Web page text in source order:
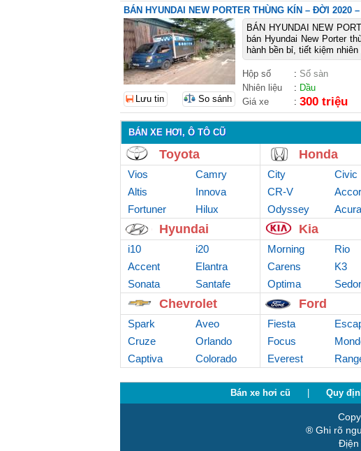
BÁN HYUNDAI NEW PORTER THÙNG KÍN – ĐỜI 2020
BÁN HYUNDAI NEW
bán Hyundai New Porter
hành bền bỉ, tiết kiệm
Hộp số : Số sàn
Nhiên liệu
: Dầu
Giá xe
: 300 triệu
Lưu tin So sánh
BÁN XE HƠI, Ô TÔ CŨ
Toyota
Vios
Camry
Altis
Innova
Fortuner
Hilux
Honda
City
Civic
CR-V
Odyssey
Acura
Hyundai
i10
i20
Accent
Elantra
Sonata
Santafe
Kia
Morning
Rio
Carens
K3
Optima
Chevrolet
Spark
Aveo
Cruze
Orlando
Captiva
Colorado
Ford
Fiesta
Focus
Everest
Bán xe hơi cũ Quy
® Ghi rõ
Địện